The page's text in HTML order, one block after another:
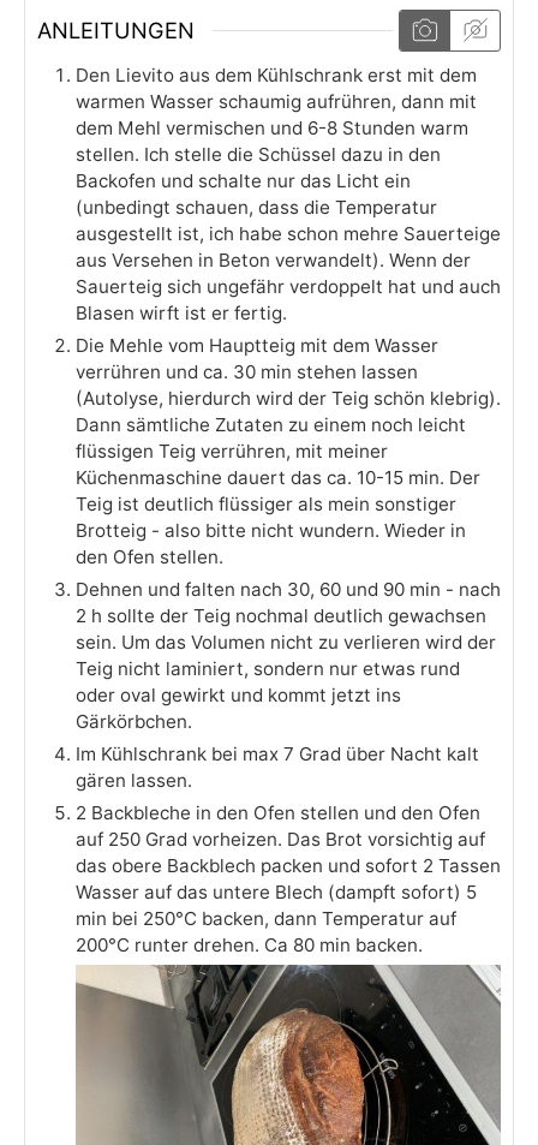
ANLEITUNGEN
Den Lievito aus dem Kühlschrank erst mit dem
warmen Wasser schaumig aufrühren, dann mit
dem Mehl vermischen und 6-8 Stunden warm
stellen. Ich stelle die Schüssel dazu in den
Backofen und schalte nur das Licht ein
(unbedingt schauen, dass die Temperatur
ausgestellt ist, ich habe schon mehre Sauerteige
aus Versehen in Beton verwandelt). Wenn der
Sauerteig sich ungefähr verdoppelt hat und auch
Blasen wirft ist er fertig.
Die Mehle vom Hauptteig mit dem Wasser
verrühren und ca. 30 min stehen lassen
(Autolyse, hierdurch wird der Teig schön klebrig).
Dann sämtliche Zutaten zu einem noch leicht
flüssigen Teig verrühren, mit meiner
Küchenmaschine dauert das ca. 10-15 min. Der
Teig ist deutlich flüssiger als mein sonstiger
Brotteig - also bitte nicht wundern. Wieder in
den Ofen stellen.
Dehnen und falten nach 30, 60 und 90 min - nach
2 h sollte der Teig nochmal deutlich gewachsen
sein. Um das Volumen nicht zu verlieren wird der
Teig nicht laminiert, sondern nur etwas rund
oder oval gewirkt und kommt jetzt ins
Gärkörbchen.
Im Kühlschrank bei max 7 Grad über Nacht kalt
gären lassen.
2 Backbleche in den Ofen stellen und den Ofen
auf 250 Grad vorheizen. Das Brot vorsichtig auf
das obere Backblech packen und sofort 2 Tassen
Wasser auf das untere Blech (dampft sofort) 5
min bei 250°C backen, dann Temperatur auf
200°C runter drehen. Ca 80 min backen.